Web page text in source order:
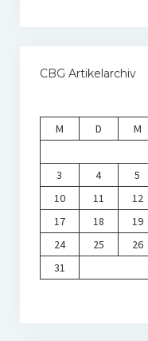
CBG Artikelarchiv
M
D M
3
4 5
10
11 12
17
18 19
24
25 26
31